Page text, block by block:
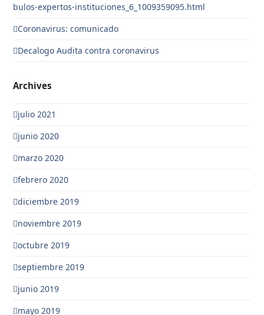
bulos-expertos-instituciones_6_1009359095.html
Coronavirus: comunicado
Decalogo Audita contra coronavirus
Archives
julio 2021
junio 2020
marzo 2020
febrero 2020
diciembre 2019
noviembre 2019
octubre 2019
septiembre 2019
junio 2019
mayo 2019